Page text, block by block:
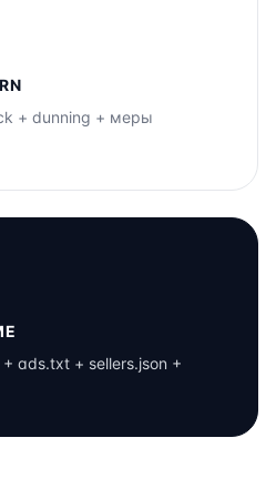
+ dunning + меры
ads.txt + sellers.json +